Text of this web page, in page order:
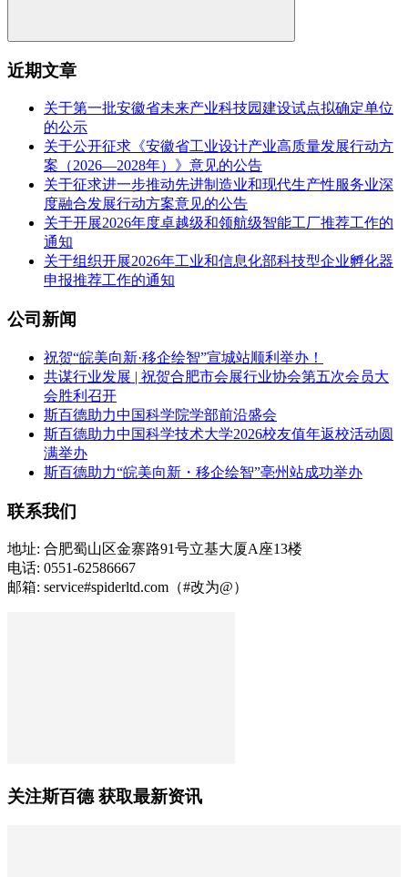
近期文章
关于第一批安徽省未来产业科技园建设试点拟确定单位
的公示
关于公开征求《安徽省工业设计产业高质量发展行动方
案（2026—2028年）》意见的公告
关于征求进一步推动先进制造业和现代生产性服务业深
度融合发展行动方案意见的公告
关于开展2026年度卓越级和领航级智能工厂推荐工作的
通知
关于组织开展2026年工业和信息化部科技型企业孵化器
申报推荐工作的通知
公司新闻
祝贺“皖美向新·移企绘智”宣城站顺利举办！
共谋行业发展 | 祝贺合肥市会展行业协会第五次会员大
会胜利召开
斯百德助力中国科学院学部前沿盛会
斯百德助力中国科学技术大学2026校友值年返校活动圆
满举办
斯百德助力“皖美向新・移企绘智”亳州站成功举办
联系我们
地址: 合肥蜀山区金寨路91号立基大厦A座13楼
电话: 0551-62586667
邮箱: service#spiderltd.com（#改为@）
关注斯百德 获取最新资讯